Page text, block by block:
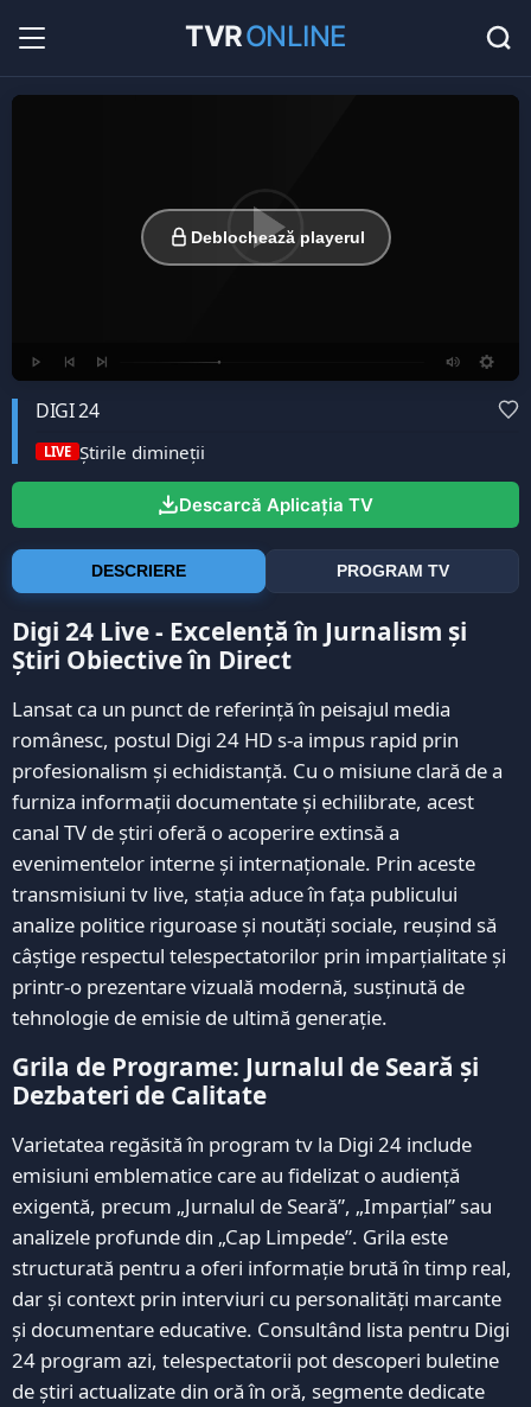
TVRONLINE 36
Deblochează playerul
DIGI 24
LIVE Știrile dimineții
Descarcă Aplicația TV
DESCRIERE PROGRAM TV
Digi 24 Live - Excelență în Jurnalism și
Știri Obiective în Direct
Lansat ca un punct de referință în peisajul media
românesc, postul Digi 24 HD s-a impus rapid prin
profesionalism și echidistanță. Cu o misiune clară de a
furniza informații documentate și echilibrate, acest
canal TV de știri oferă o acoperire extinsă a
evenimentelor interne și internaționale. Prin aceste
transmisiuni tv live, stația aduce în fața publicului
analize politice riguroase și noutăți sociale, reușind să
câștige respectul telespectatorilor prin imparțialitate și
printr-o prezentare vizuală modernă, susținută de
tehnologie de emisie de ultimă generație.
Grila de Programe: Jurnalul de Seară și
Dezbateri de Calitate
Varietatea regăsită în program tv la Digi 24 include
emisiuni emblematice care au fidelizat o audiență
exigentă, precum „Jurnalul de Seară”, „Imparțial” sau
analizele profunde din „Cap Limpede”. Grila este
structurată pentru a oferi informație brută în timp real,
dar și context prin interviuri cu personalități marcante
și documentare educative. Consultând lista pentru Digi
24 program azi, telespectatorii pot descoperi buletine
de știri actualizate din oră în oră, segmente dedicate